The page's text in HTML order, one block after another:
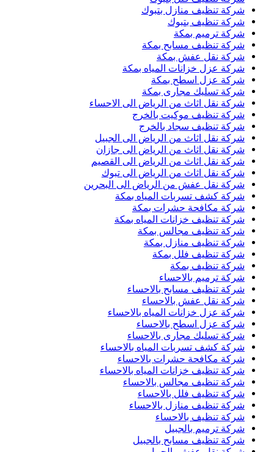
شركة تنظيف منازل بتبوك
شركة تنظيف بتبوك
شركة ترميم بمكة
شركة تنظيف مسابح بمكة
شركة نقل عفش بمكة
شركة عزل خزانات المياه بمكة
شركة عزل اسطح بمكة
شركة تسليك مجارى بمكة
شركة نقل اثاث من الرياض الى الاحساء
شركة تنظيف موكيت بالخرج
شركة تنظيف سجاد بالخرج
شركة نقل اثاث من الرياض الى الجبيل
شركة نقل اثاث من الرياض الى جازان
شركة نقل اثاث من الرياض الى القصيم
شركة نقل اثاث من الرياض الى تبوك
شركة نقل عفش من الرياض الى البحرين
شركة كشف تسربات المياه بمكة
شركة مكافحة حشرات بمكة
شركة تنظيف خزانات المياه بمكة
شركة تنظيف مجالس بمكة
شركة تنظيف منازل بمكة
شركة تنظيف فلل بمكة
شركة تنظيف بمكة
شركة ترميم بالاحساء
شركة تنظيف مسابح بالاحساء
شركة نقل عفش بالاحساء
شركة عزل خزانات المياه بالاحساء
شركة عزل اسطح بالاحساء
شركة تسليك مجارى بالاحساء
شركة كشف تسربات المياه بالاحساء
شركة مكافحة حشرات بالاحساء
شركة تنظيف خزانات المياه بالاحساء
شركة تنظيف مجالس بالاحساء
شركة تنظيف فلل بالاحساء
شركة تنظيف منازل بالاحساء
شركة تنظيف بالاحساء
شركة ترميم بالجبيل
شركة تنظيف مسابح بالجبيل